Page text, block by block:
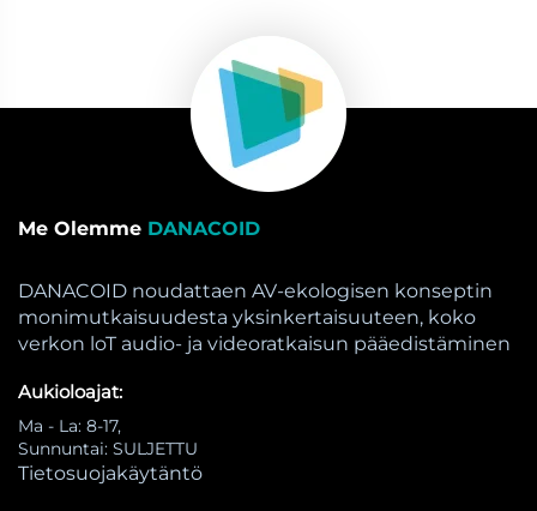
Me Olemme DANACOID
DANACOID noudattaen AV-ekologisen konseptin
monimutkaisuudesta yksinkertaisuuteen, koko
verkon loT audio- ja videoratkaisun pääedistäminen
Aukioloajat:
Ma - La: 8-17,
Sunnuntai: SULJETTU
Tietosuojakäytäntö